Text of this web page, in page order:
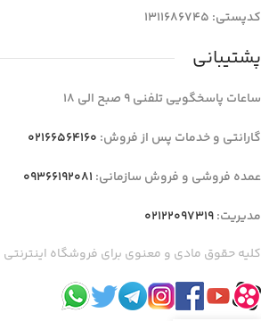
کدپستی: 1311686745
پشتیبانی
ساعات پاسخگویی تلفنی 9 صبح الی 18
گارانتی و خدمات پس از فروش: 02166564160
عمده فروشی و فروش سازمانی: 09366192081
مدیریت:02122097319
کلیه حقوق مادی و معنوی برای فروشگاه